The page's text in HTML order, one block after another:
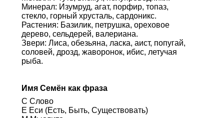
Минерал: Изумруд, агат, порфир, топаз,
стекло, горный хрусталь, сардоникс.
Растения: Базилик, петрушка, ореховое
дерево, сельдерей, валериана.
Звери: Лиса, обезьяна, ласка, аист, попугай,
соловей, дрозд, жаворонок, ибис, летучая
рыба.
Имя Семён как фраза
С Слово
Е Еси (Есть, Быть, Существовать)